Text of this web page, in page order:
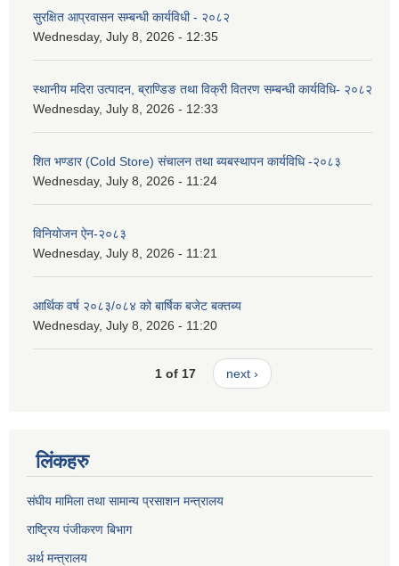
सुरक्षित आप्रवासन सम्बन्धी कार्यविधी - २०८२
Wednesday, July 8, 2026 - 12:35
स्थानीय मदिरा उत्पादन, ब्राण्डिङ तथा विक्री वितरण सम्बन्धी कार्यविधि- २०८२
Wednesday, July 8, 2026 - 12:33
शित भण्डार (Cold Store) संचालन तथा ब्यबस्थापन कार्यविधि -२०८३
Wednesday, July 8, 2026 - 11:24
विनियोजन ऐन-२०८३
Wednesday, July 8, 2026 - 11:21
आर्थिक वर्ष २०८३/०८४ को बार्षिक बजेट बक्तब्य
Wednesday, July 8, 2026 - 11:20
1 of 17 next ›
लिंकहरु
संघीय मामिला तथा सामान्य प्रसाशन मन्त्रालय
राष्ट्रिय पंजीकरण बिभाग
अर्थ मन्त्रालय